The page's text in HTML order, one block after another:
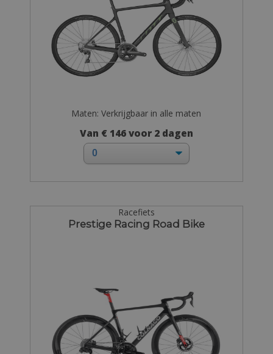
Maten: Verkrijgbaar in alle maten
Van € 146 voor 2 dagen
Racefiets
Prestige Racing Road Bike